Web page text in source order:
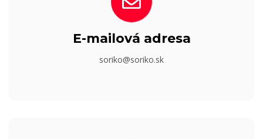
E-mailová adresa
soriko@soriko.sk